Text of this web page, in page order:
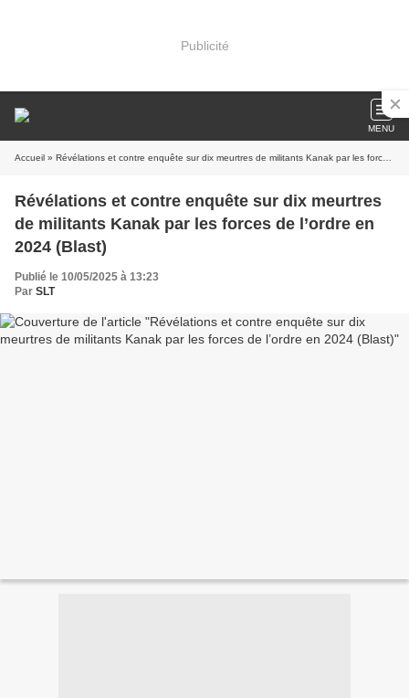
Publicité
MENU
Accueil » Révélations et contre enquête sur dix meurtres de militants Kanak par les forces de l’ordre en 2024 (Blast)
Révélations et contre enquête sur dix meurtres
de militants Kanak par les forces de l’ordre en
2024 (Blast)
Publié le 10/05/2025 à 13:23
Par SLT